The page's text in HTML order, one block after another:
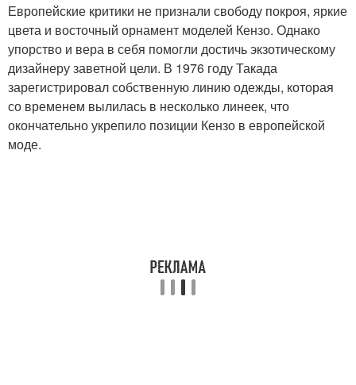
Европейские критики не признали свободу покроя, яркие
цвета и восточный орнамент моделей Кензо. Однако
упорство и вера в себя помогли достичь экзотическому
дизайнеру заветной цели. В 1976 году Такада
зарегистрировал собственную линию одежды, которая
со временем вылилась в несколько линеек, что
окончательно укрепило позиции Кензо в европейской
моде.